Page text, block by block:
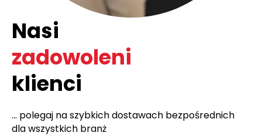
Nasi
zadowoleni
klienci
... polegaj na szybkich dostawach bezpośrednich
dla wszystkich branż